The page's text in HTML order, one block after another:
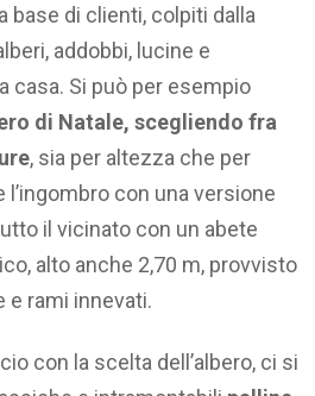
base di clienti, colpiti dalla
addobbi, lucine e
casa. Si può per esempio
di Natale, scegliendo fra
, sia per altezza che per
con una versione
il vicinato con un abete
alto anche 2,70 m, provvisto
e rami innevati.
con la scelta dell’albero, ci si